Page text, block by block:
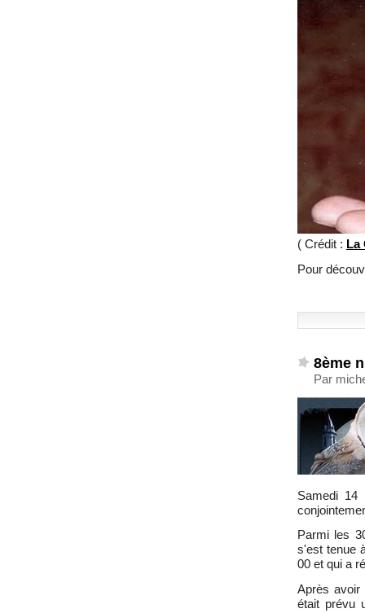
( Crédit : La
Pour
8ème
Par
Samedi
Parmi les
s'est tenue
00 et qui a
Après
était prévu